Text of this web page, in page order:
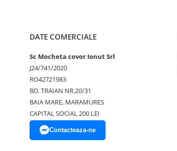
DATE COMERCIALE
Sc Mocheta covor Ionut Srl
J24/741/2020
RO42721983
BD. TRAIAN NR.20/31
BAIA MARE, MARAMURES
CAPITAL SOCIAL 200 LEI
Contacteaza-ne